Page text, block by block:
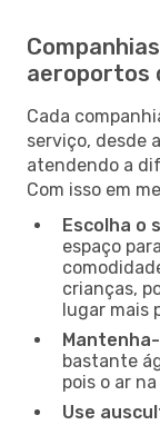
aeroportos
Cada
serviço, desde
atendendo a
Com isso em
Escolha o
espaço
crianças,
lugar mais
bastante
pois o ar
Use